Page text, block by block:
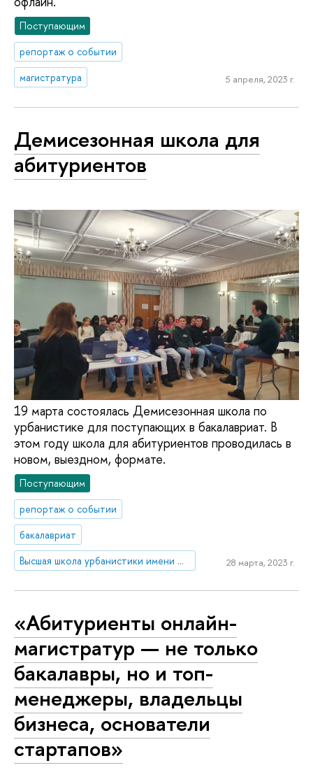
Поступающим
репортаж о событии
магистратура
5 апреля, 2023 г.
Демисезонная школа для
абитуриентов
19 марта состоялась Демисезонная школа по
урбанистике для поступающих в бакалавриат. В
этом году школа для абитуриентов проводилась в
новом, выездном, формате.
Поступающим
репортаж о событии
бакалавриат
Высшая школа урбанистики имени А.А. Высоковского
28 марта, 2023 г.
«Абитуриенты онлайн-
магистратур — не только
бакалавры, но и топ-
менеджеры, владельцы
бизнеса, основатели
стартапов»